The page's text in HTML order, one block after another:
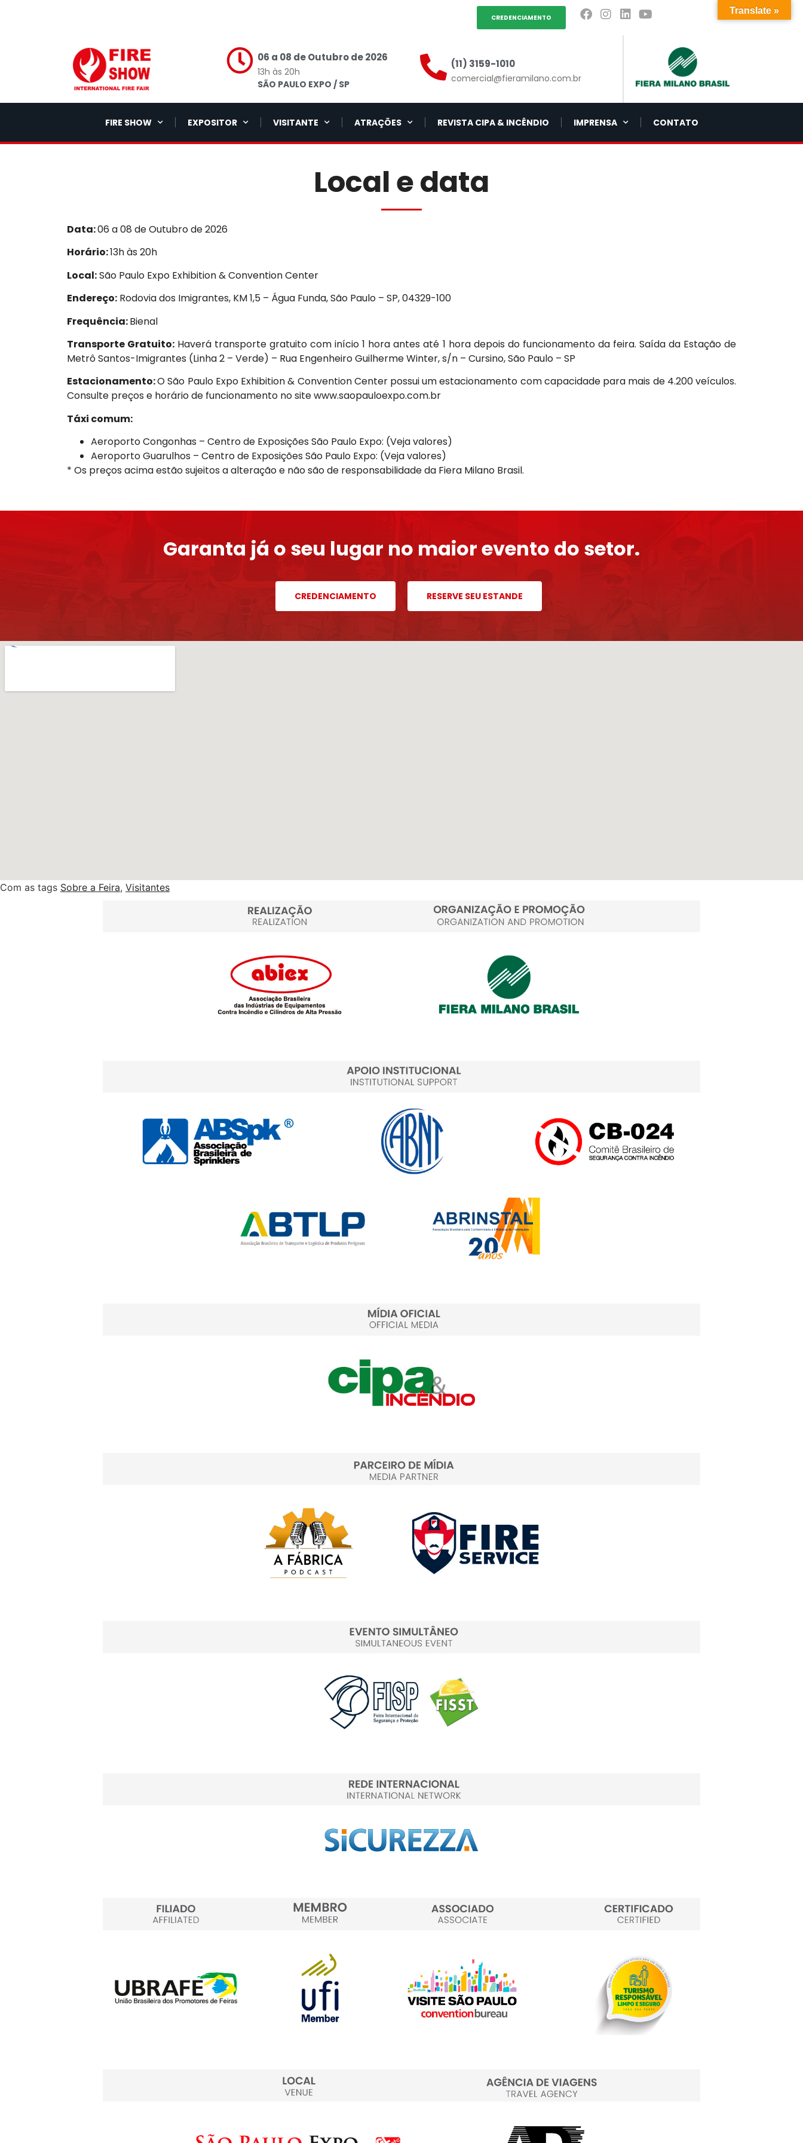
CREDENCIAMENTO
06 a 08 de Outubro de 2026
13h às 20h
SÃO PAULO EXPO / SP
(11) 3159-1010
comercial@fieramilano.com.br
FIRE SHOW EXPOSITOR VISITANTE ATRAÇÕES REVISTA CIPA & INCÊNDIO IMPRENSA CONTATO
Local e data
Data:06 a 08 de Outubro de 2026
Horário:13h às 20h
Local:São Paulo Expo Exhibition & Convention Center
Endereço: Rodovia dos Imigrantes, KM 1,5 – Água Funda, São Paulo – SP, 04329-100
Frequência:Bienal
Transporte Gratuito: Haverá transporte gratuito com início 1 hora antes até 1 hora depois do funcionamento da feira. Saída da Estação de
Metrô Santos-Imigrantes (Linha 2 – Verde) – Rua Engenheiro Guilherme Winter, s/n – Cursino, São Paulo – SP
Estacionamento:O São Paulo Expo Exhibition & Convention Center possui um estacionamento com capacidade para mais de 4.200 veículos.
Consulte preços e horário de funcionamento no sitewww.saopauloexpo.com.br
Táxi comum:
Aeroporto Congonhas – Centro de Exposições São Paulo Expo: (Veja valores)
Aeroporto Guarulhos – Centro de Exposições São Paulo Expo: (Veja valores)
* Os preços acima estão sujeitos a alteração e não são de responsabilidade da Fiera Milano Brasil.
Garanta já o seu lugar no maior evento do setor.
CREDENCIAMENTO RESERVE SEU ESTANDE
Com as tags Sobre a Feira, Visitantes
Translate »